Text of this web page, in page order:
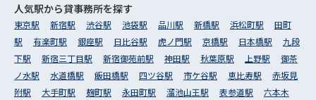
人気駅から貸事務所を探す
東京駅 新宿駅 渋谷駅 池袋駅 品川駅 新橋駅 浜松町駅
田町
駅
有楽町駅 銀座駅 日比谷駅 虎ノ門駅 京橋駅 日本橋駅
九段
下駅
新宿三丁目駅 新宿御苑前駅 神田駅 秋葉原駅 上野駅
御茶
ノ水駅
水道橋駅 飯田橋駅 四ツ谷駅 市ケ谷駅 恵比寿駅
赤坂見
附駅
大手町駅 麹町駅 永田町駅 溜池山王駅 表参道駅 六本木